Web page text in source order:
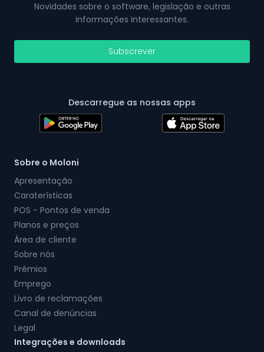
Novidades sobre o software, legislação e outras
informações interessantes.
Subscrever
Descarregue as nossas apps
Sobre o Moloni
Apresentação
Caraterísticas
POS - Pontos de venda
Planos e preços
Área de cliente
Sobre nós
Prémios
Emprego
Livro de reclamações
Canal de denúncias
Legal
Integrações e downloads